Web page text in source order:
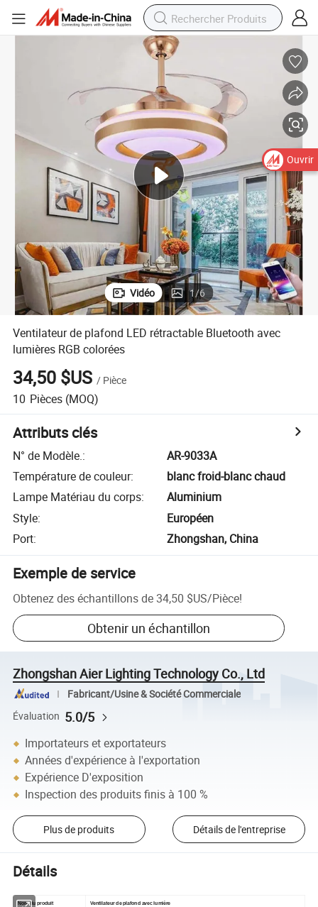
Vidéo 1/6
Ventilateur de plafond LED rétractable Bluetooth avec
lumières RGB colorées
34,50 $US / Pièce
10 Pièces (MOQ)
Attributs clés
N° de Modèle.:
AR-9033A
Température de couleur:
blanc froid-blanc chaud
Lampe Matériau du corps:
Aluminium
Style:
Européen
Port: Zhongshan, China
Exemple de service
Obtenez des échantillons de34,50 $US/Pièce!
Obtenir un échantillon
Zhongshan Aier Lighting Technology Co., Ltd
Fabricant/Usine & Société Commerciale
Évaluation 5.0/5
Importateurs et exportateurs
Années d'expérience à l'exportation
Expérience D'exposition
Inspection des produits finis à 100 %
Plus de produits Détails de l'entreprise
Détails
Nom du produit Ventilateur de plafond avec lumière
Ouvrir